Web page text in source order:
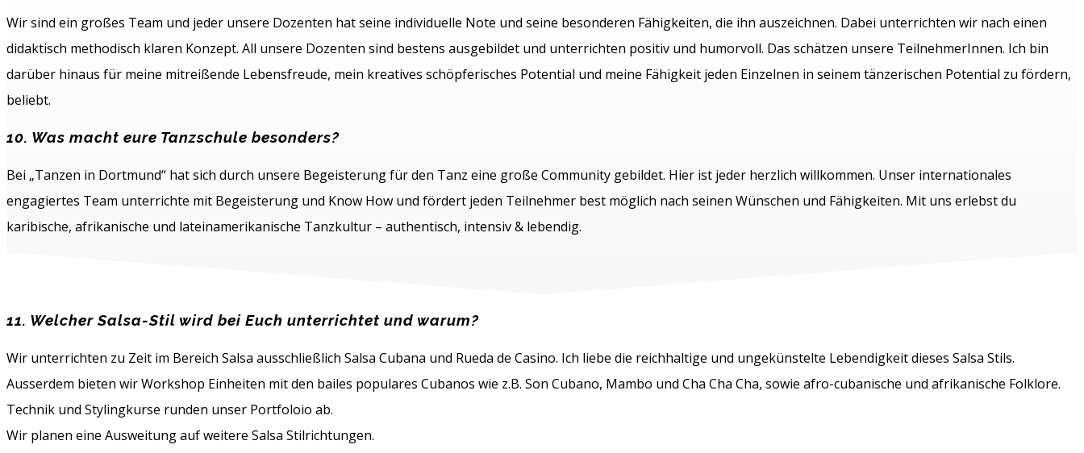
Wir sind ein großes Team und jeder unsere Dozenten hat seine individuelle Note und seine besonderen Fähigkeiten, die ihn auszeichnen. Dabei unterrichten wir nach einen
didaktisch methodisch klaren Konzept. All unsere Dozenten sind bestens ausgebildet und unterrichten positiv und humorvoll. Das schätzen unsere TeilnehmerInnen. Ich bin
darüber hinaus für meine mitreißende Lebensfreude, mein kreatives schöpferisches Potential und meine Fähigkeit jeden Einzelnen in seinem tänzerischen Potential zu fördern,
beliebt.
10. Was macht eure Tanzschule besonders?
Bei „Tanzen in Dortmund“ hat sich durch unsere Begeisterung für den Tanz eine große Community gebildet. Hier ist jeder herzlich willkommen. Unser internationales
engagiertes Team unterrichte mit Begeisterung und Know How und fördert jeden Teilnehmer best möglich nach seinen Wünschen und Fähigkeiten. Mit uns erlebst du
karibische, afrikanische und lateinamerikanische Tanzkultur – authentisch, intensiv & lebendig.
11. Welcher Salsa-Stil wird bei Euch unterrichtet und warum?
Wir unterrichten zu Zeit im Bereich Salsa ausschließlich Salsa Cubana und Rueda de Casino. Ich liebe die reichhaltige und ungekünstelte Lebendigkeit dieses Salsa Stils.
Ausserdem bieten wir Workshop Einheiten mit den bailes populares Cubanos wie z.B. Son Cubano, Mambo und Cha Cha Cha, sowie afro-cubanische und afrikanische Folklore.
Technik und Stylingkurse runden unser Portfoloio ab.
Wir planen eine Ausweitung auf weitere Salsa Stilrichtungen.